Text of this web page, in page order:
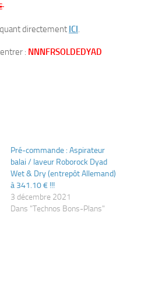
directement ICI.
: NNNFRSOLDEDYAD
Pré-commande : Aspirateur
balai / laveur Roborock Dyad
Wet & Dry (entrepôt Allemand)
à 341.10 € !!!
3 décembre 2021
Dans "Technos Bons-Plans"